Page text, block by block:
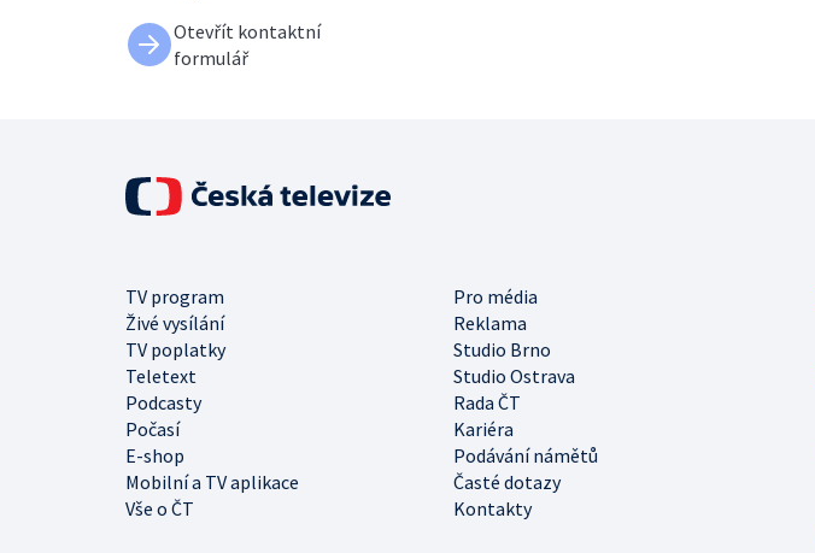
Otevřít kontaktní
formulář
TV program
Pro média
Živé vysílání
Reklama
TV poplatky
Studio Brno
Teletext
Studio Ostrava
Podcasty
Rada ČT
Počasí
Kariéra
E-shop
Podávání námětů
Mobilní a TV aplikace
Časté dotazy
Vše o ČT
Kontakty